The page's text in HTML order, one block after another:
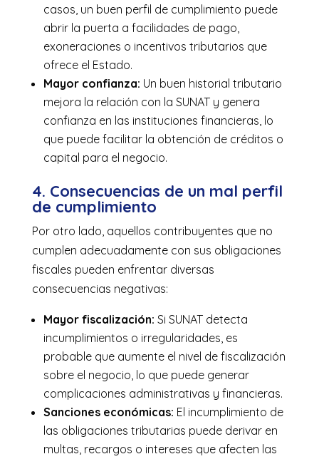
casos, un buen perfil de cumplimiento puede
abrir la puerta a facilidades de pago,
exoneraciones o incentivos tributarios que
ofrece el Estado.
Mayor confianza: Un buen historial tributario
mejora la relación con la SUNAT y genera
confianza en las instituciones financieras, lo
que puede facilitar la obtención de créditos o
capital para el negocio.
4. Consecuencias de un mal perfil
de cumplimiento
Por otro lado, aquellos contribuyentes que no
cumplen adecuadamente con sus obligaciones
fiscales pueden enfrentar diversas
consecuencias negativas:
Mayor fiscalización: Si SUNAT detecta
incumplimientos o irregularidades, es
probable que aumente el nivel de fiscalización
sobre el negocio, lo que puede generar
complicaciones administrativas y financieras.
Sanciones económicas: El incumplimiento de
las obligaciones tributarias puede derivar en
multas, recargos o intereses que afecten las